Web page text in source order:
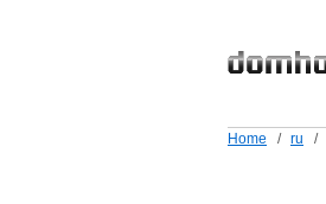
Home / ru /